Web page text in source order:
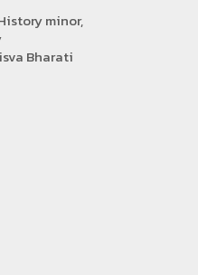
minor,
Bharati